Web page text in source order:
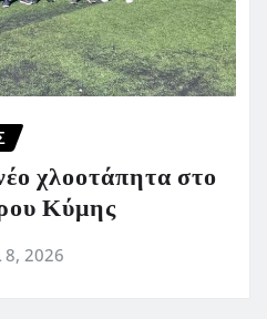
χλοοτάπητα στο
Κύμης
8, 2026